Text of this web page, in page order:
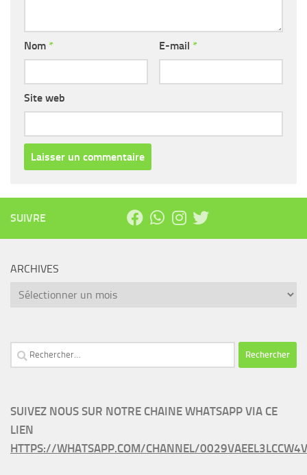
Nom * E-mail *
Site web
SUIVRE
ARCHIVES
Archives
Rechercher :
SUIVEZ NOUS SUR NOTRE CHAINE WHATSAPP VIA CE
LIEN
HTTPS://WHATSAPP.COM/CHANNEL/